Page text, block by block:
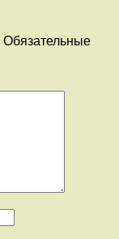
Обязательные